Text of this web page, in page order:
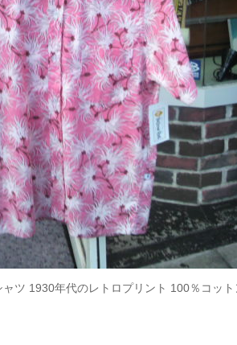
ツ 1930年代のレトロプリント 100％コッ